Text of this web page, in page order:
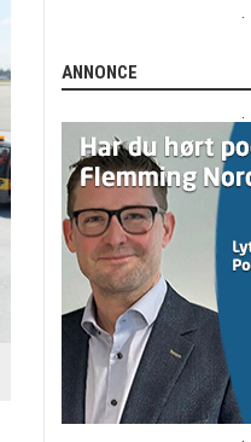
ANNONCE